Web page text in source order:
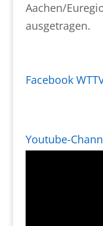
Aachen/
ausgetragen.
Facebook
Youtube-